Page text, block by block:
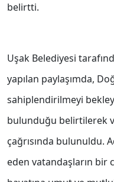
belirtti.
Uşak Belediyesi
yapılan paylaşımda,
sahiplendirilmeyi
bulunduğu belirtilerek
çağrısında bulunuldu.
eden vatandaşların bir